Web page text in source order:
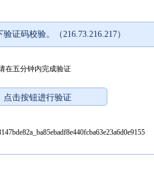
证码校验。（216.73.216.217）
在五分钟内完成验证